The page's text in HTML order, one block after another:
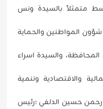
متمثلاً بالسيدة ونس
المواطنين والحماية
والسيدة اسراء
والاقتصادية وتنمية
رحمن حسين الدلفي ؛رئيس